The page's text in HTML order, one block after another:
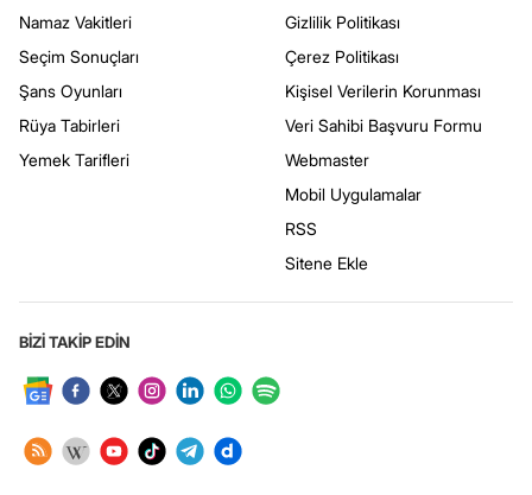
Namaz Vakitleri
Seçim Sonuçları
Şans Oyunları
Rüya Tabirleri
Yemek Tarifleri
Gizlilik Politikası
Çerez Politikası
Kişisel Verilerin Korunması
Veri Sahibi Başvuru Formu
Webmaster
Mobil Uygulamalar
RSS
Sitene Ekle
BİZİ TAKİP EDİN